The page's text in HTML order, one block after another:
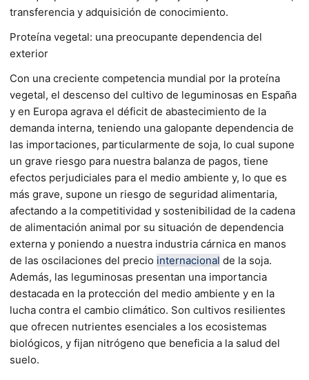
transferencia y adquisición de conocimiento.
Proteína vegetal: una preocupante dependencia del
exterior
Con una creciente competencia mundial por la proteína
vegetal, el descenso del cultivo de leguminosas en España
y en Europa agrava el déficit de abastecimiento de la
demanda interna, teniendo una galopante dependencia de
las importaciones, particularmente de soja, lo cual supone
un grave riesgo para nuestra balanza de pagos, tiene
efectos perjudiciales para el medio ambiente y, lo que es
más grave, supone un riesgo de seguridad alimentaria,
afectando a la competitividad y sostenibilidad de la cadena
de alimentación animal por su situación de dependencia
externa y poniendo a nuestra industria cárnica en manos
de las oscilaciones del precio internacional de la soja.
Además, las leguminosas presentan una importancia
destacada en la protección del medio ambiente y en la
lucha contra el cambio climático. Son cultivos resilientes
que ofrecen nutrientes esenciales a los ecosistemas
biológicos, y fijan nitrógeno que beneficia a la salud del
suelo.